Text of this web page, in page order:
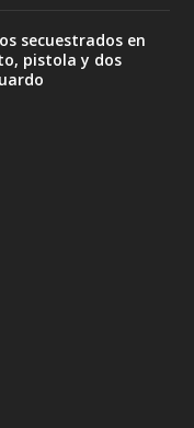
secuestrados en
pistola y dos